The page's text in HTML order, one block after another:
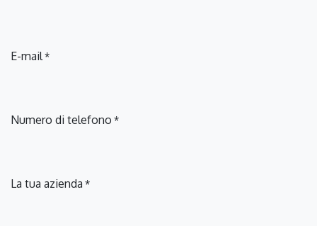
E-mail*
Numero di telefono *
La tua azienda *